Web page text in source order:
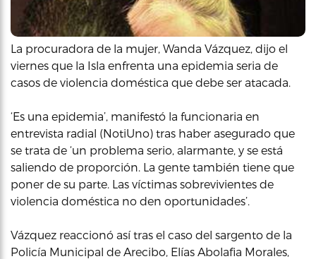
La procuradora de la mujer, Wanda Vázquez, dijo el
viernes que la Isla enfrenta una epidemia seria de
casos de violencia doméstica que debe ser atacada.
‘Es una epidemia’, manifestó la funcionaria en
entrevista radial (NotiUno) tras haber asegurado que
se trata de ‘un problema serio, alarmante, y se está
saliendo de proporción. La gente también tiene que
poner de su parte. Las víctimas sobrevivientes de
violencia doméstica no den oportunidades’.
Vázquez reaccionó así tras el caso del sargento de la
Policía Municipal de Arecibo, Elías Abolafia Morales,